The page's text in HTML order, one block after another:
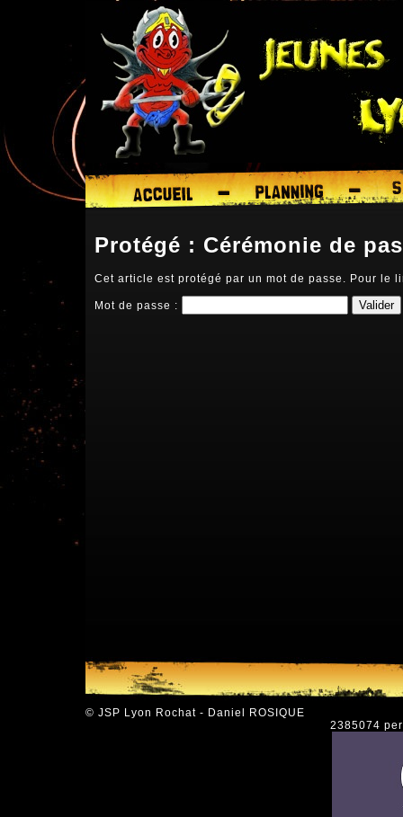
Protégé : Cérémonie de
Cet article est protégé par un mot de passe. Pour le
Mot de passe :
© JSP Lyon Rochat - Daniel ROSIQUE
2385074